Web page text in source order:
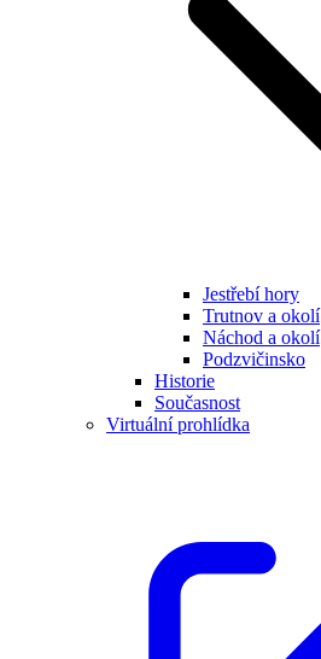
Jestřebí hory
Trutnov a okolí
Náchod a okolí
Podzvičinsko
Historie
Současnost
Virtuální prohlídka